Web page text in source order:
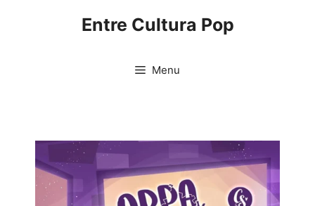
Entre Cultura Pop
Menu